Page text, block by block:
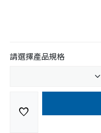
請選擇產品規格
favorite